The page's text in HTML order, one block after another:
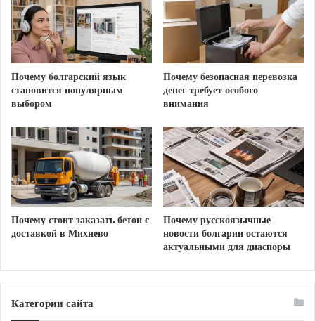
Что важно знать о каталоге
недвижимости?
Первый шаг к успешной покупке — это изучение
актуальных предложений․ Качественный каталог
позволяет сэкономить время и получить полное
представление о рынке․ Если вы ищете
проверенные варианты, рекомендуем обратить
внимание на https://goldenbee․
estate/ru/category/apartments-in-dubai․
При изучении каталога важно обращать внимание
на следующие детали:
Расположение: Находится ли объект в
Business Bay) или в перспективной
Почему болгарский язык
становится популярным
выбором
Почему безопасная перевозка
денег требует особого
внимания
Почему стоит заказать бетон с
доставкой в Михнево
Почему русскоязычные
новости болгарии остаются
актуальными для диаспоры
Категории сайта